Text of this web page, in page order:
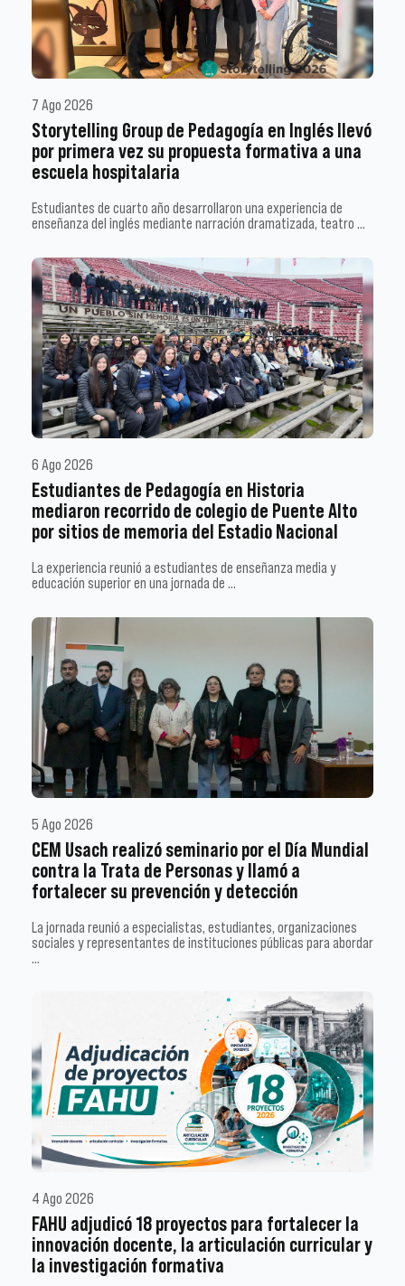
7 Ago 2026
Storytelling Group de Pedagogía en Inglés llevó
por primera vez su propuesta formativa a una
escuela hospitalaria
Estudiantes de cuarto año desarrollaron una experiencia de
enseñanza del inglés mediante narración dramatizada, teatro …
6 Ago 2026
Estudiantes de Pedagogía en Historia
mediaron recorrido de colegio de Puente Alto
por sitios de memoria del Estadio Nacional
La experiencia reunió a estudiantes de enseñanza media y
educación superior en una jornada de …
5 Ago 2026
CEM Usach realizó seminario por el Día Mundial
contra la Trata de Personas y llamó a
fortalecer su prevención y detección
La jornada reunió a especialistas, estudiantes, organizaciones
sociales y representantes de instituciones públicas para abordar
…
4 Ago 2026
FAHU adjudicó 18 proyectos para fortalecer la
innovación docente, la articulación curricular y
la investigación formativa